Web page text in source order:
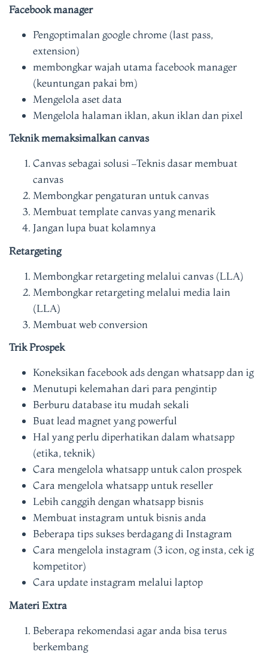
Facebook manager
Pengoptimalan google chrome (last pass,
extension)
membongkar wajah utama facebook manager
(keuntungan pakai bm)
Mengelola aset data
Mengelola halaman iklan, akun iklan dan pixel
Teknik memaksimalkan canvas
Canvas sebagai solusi –Teknis dasar membuat
canvas
Membongkar pengaturan untuk canvas
Membuat template canvas yang menarik
Jangan lupa buat kolamnya
Retargeting
Membongkar retargeting melalui canvas (LLA)
Membongkar retargeting melalui media lain
(LLA)
Membuat web conversion
Trik Prospek
Koneksikan facebook ads dengan whatsapp dan ig
Menutupi kelemahan dari para pengintip
Berburu database itu mudah sekali
Buat lead magnet yang powerful
Hal yang perlu diperhatikan dalam whatsapp
(etika, teknik)
Cara mengelola whatsapp untuk calon prospek
Cara mengelola whatsapp untuk reseller
Lebih canggih dengan whatsapp bisnis
Membuat instagram untuk bisnis anda
Beberapa tips sukses berdagang di Instagram
Cara mengelola instagram (3 icon, og insta, cek ig
kompetitor)
Cara update instagram melalui laptop
Materi Extra
Beberapa rekomendasi agar anda bisa terus
berkembang